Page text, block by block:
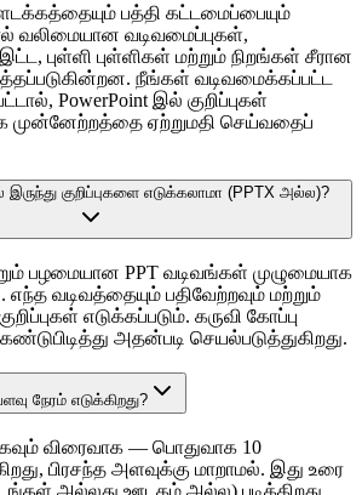
பத்தி கட்டமைப்பையும்
வலிமையான வடிவமைப்புகள்,
புள்ளி புள்ளிகள் மற்றும் நிறங்கள் சீரான
நீங்கள் வடிவமைக்கப்பட்ட
PowerPoint இல் குறிப்புகள்
முன்னேற்றத்தை ஏற்றுமதி செய்வதைப்
குறிப்புகளை எடுக்கலாமா (PPTX அல்ல)?
பழமையான PPT வடிவங்கள் முழுமையாக
வடிவத்தையும் பதிவேற்றவும் மற்றும்
எடுக்கப்படும். கருவி கோப்பு
அதன்படி செயல்படுத்துகிறது.
நேரம் எடுக்கிறது?
விரைவாக — பொதுவாக 10
பிரசந்த அளவுக்கு மாறாமல். இது உரை
அல்லது ஊடகம் அல்ல) படிக்கிறது,